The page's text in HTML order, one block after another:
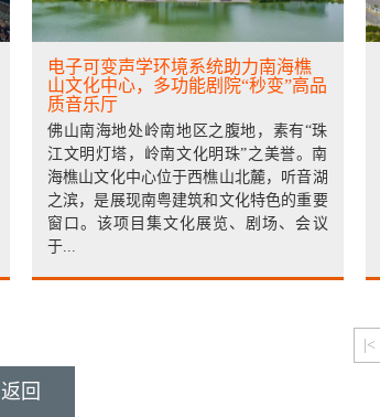
电子可变声学环境系统助力南海樵
山文化中心，多功能剧院“秒变”高品
质音乐厅
佛山南海地处岭南地区之腹地，素有“珠
江文明灯塔，岭南文化明珠”之美誉。南
海樵山文化中心位于西樵山北麓，听音湖
之滨，是展现南粤建筑和文化特色的重要
窗口。该项目集文化展览、剧场、会议
于...
|<
返回